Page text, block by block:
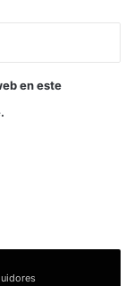
en este